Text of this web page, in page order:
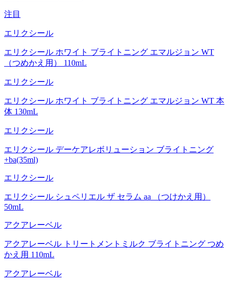
注目
エリクシール
エリクシール ホワイト ブライトニング エマルジョン WT
（つめかえ用） 110mL
エリクシール
エリクシール ホワイト ブライトニング エマルジョン WT 本
体 130mL
エリクシール
エリクシール デーケアレボリューション ブライトニング
+ba(35ml)
エリクシール
エリクシール シュペリエル ザ セラム aa （つけかえ用）
50mL
アクアレーベル
アクアレーベル トリートメントミルク ブライトニング つめ
かえ用 110mL
アクアレーベル